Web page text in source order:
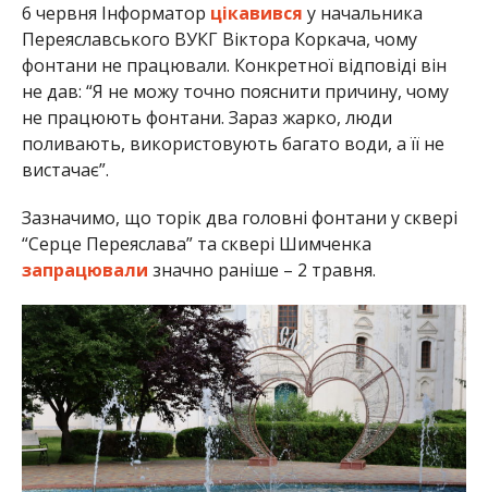
6 червня Інформатор цікавився у начальника
Переяславського ВУКГ Віктора Коркача, чому
фонтани не працювали. Конкретної відповіді він
не дав: “Я не можу точно пояснити причину, чому
не працюють фонтани. Зараз жарко, люди
поливають, використовують багато води, а її не
вистачає”.
Зазначимо, що торік два головні фонтани у сквері
“Серце Переяслава” та сквері Шимченка
запрацювали значно раніше – 2 травня.